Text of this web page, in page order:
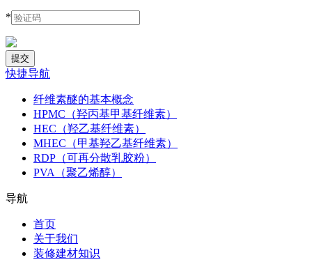
*
快捷导航
纤维素醚的基本概念
HPMC（羟丙基甲基纤维素）
HEC（羟乙基纤维素）
MHEC（甲基羟乙基纤维素）
RDP（可再分散乳胶粉）
PVA（聚乙烯醇）
导航
首页
关于我们
装修建材知识